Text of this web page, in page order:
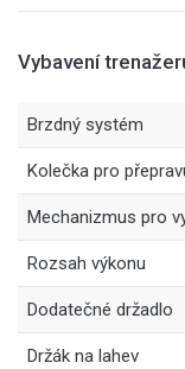
Vybavení
Brzdný systém
Kolečka pro
Mechanizmus pro
Rozsah výkonu
Dodatečné držadlo
Držák na lahev